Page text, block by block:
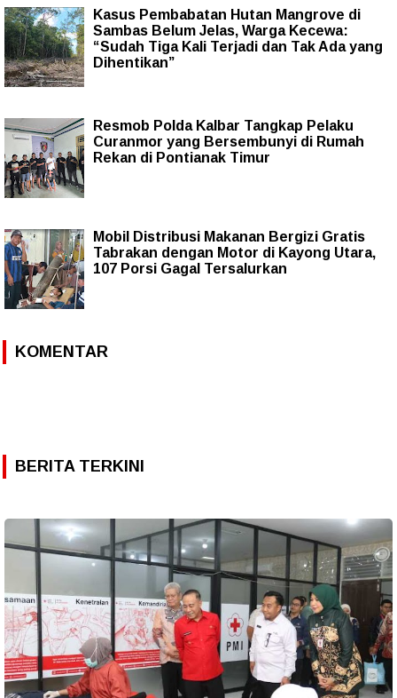
Kasus Pembabatan Hutan Mangrove di
Sambas Belum Jelas, Warga Kecewa:
“Sudah Tiga Kali Terjadi dan Tak Ada yang
Dihentikan”
Resmob Polda Kalbar Tangkap Pelaku
Curanmor yang Bersembunyi di Rumah
Rekan di Pontianak Timur
Mobil Distribusi Makanan Bergizi Gratis
Tabrakan dengan Motor di Kayong Utara,
107 Porsi Gagal Tersalurkan
KOMENTAR
BERITA TERKINI